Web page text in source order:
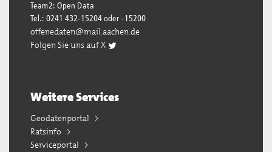
Team2: Open Data
Tel.: 0241 432-15204 oder -15200
offenedaten@mail.aachen.de
Folgen Sie uns auf X
Weitere Services
Geodatenportal
Ratsinfo
Serviceportal